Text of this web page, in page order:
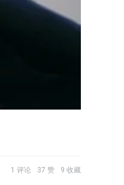
1 评论 37 赞 9 收藏